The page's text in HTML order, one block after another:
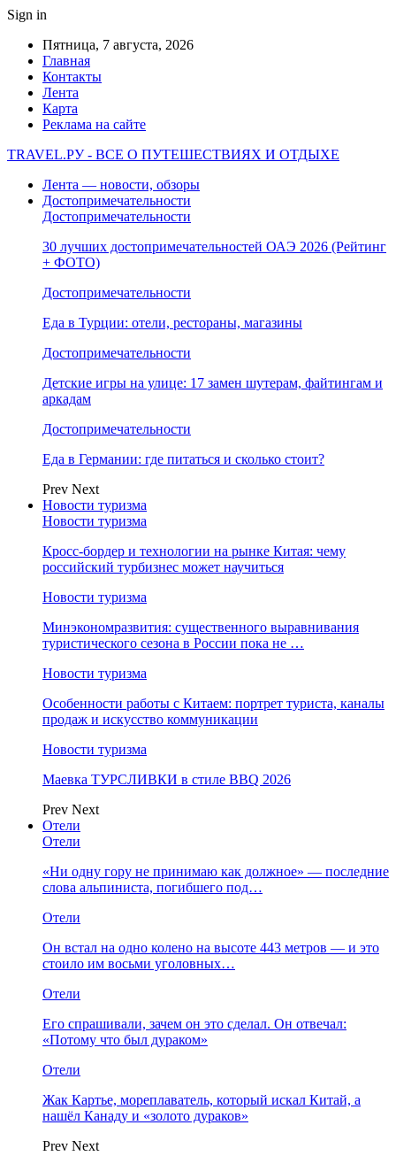
Sign in
Пятница, 7 августа, 2026
Главная
Контакты
Лента
Карта
Реклама на сайте
TRAVEL.РУ - ВСЕ О ПУТЕШЕСТВИЯХ И ОТДЫХЕ
Лента — новости, обзоры
Достопримечательности
Достопримечательности
30 лучших достопримечательностей ОАЭ 2026 (Рейтинг
+ ФОТО)
Достопримечательности
Еда в Турции: отели, рестораны, магазины
Достопримечательности
Детские игры на улице: 17 замен шутерам, файтингам и
аркадам
Достопримечательности
Еда в Германии: где питаться и сколько стоит?
Prev Next
Новости туризма
Новости туризма
Кросс-бордер и технологии на рынке Китая: чему
российский турбизнес может научиться
Новости туризма
Минэкономразвития: существенного выравнивания
туристического сезона в России пока не …
Новости туризма
Особенности работы с Китаем: портрет туриста, каналы
продаж и искусство коммуникации
Новости туризма
Маевка ТУРСЛИВКИ в стиле BBQ 2026
Prev Next
Отели
Отели
«Ни одну гору не принимаю как должное» — последние
слова альпиниста, погибшего под…
Отели
Он встал на одно колено на высоте 443 метров — и это
стоило им восьми уголовных…
Отели
Его спрашивали, зачем он это сделал. Он отвечал:
«Потому что был дураком»
Отели
Жак Картье, мореплаватель, который искал Китай, а
нашёл Канаду и «золото дураков»
Prev Next